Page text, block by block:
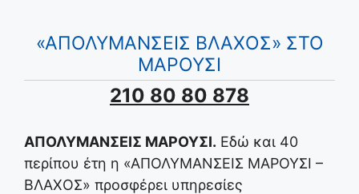
«ΑΠΟΛΥΜΑΝΣΕΙΣ ΒΛΑΧΟΣ» ΣΤΟ
ΜΑΡΟΥΣΙ
210 80 80 878
ΑΠΟΛΥΜΑΝΣΕΙΣ ΜΑΡΟΥΣΙ. Εδώ και 40
περίπου έτη η «ΑΠΟΛΥΜΑΝΣΕΙΣ ΜΑΡΟΥΣΙ –
ΒΛΑΧΟΣ» προσφέρει υπηρεσίες